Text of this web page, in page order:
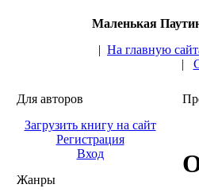
Маленькая
| На главную
|
Для авторов
Загрузить книгу на сайт
Регистрация
Вход
Жанры